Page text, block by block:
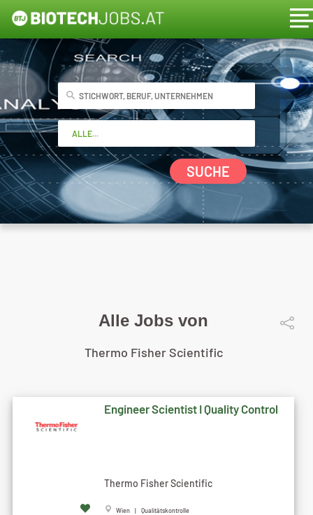
SUCHE
Alle Jobs von
Thermo Fisher Scientific
Engineer Scientist I Quality Control
Thermo Fisher Scientific
Wien | Qualitätskontrolle